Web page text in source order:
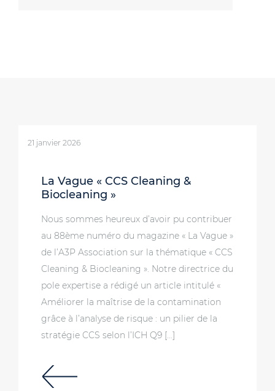
21 janvier 2026
La Vague « CCS Cleaning &
Biocleaning »
Nous sommes heureux d’avoir pu contribuer
au 88ème numéro du magazine « La Vague »
de l’A3P Association sur la thématique « CCS
Cleaning & Biocleaning ». Notre directrice du
pole expertise a rédigé un article intitulé «
Améliorer la maîtrise de la contamination
grâce à l’analyse de risque : un pilier de la
stratégie CCS selon l’ICH Q9 […]